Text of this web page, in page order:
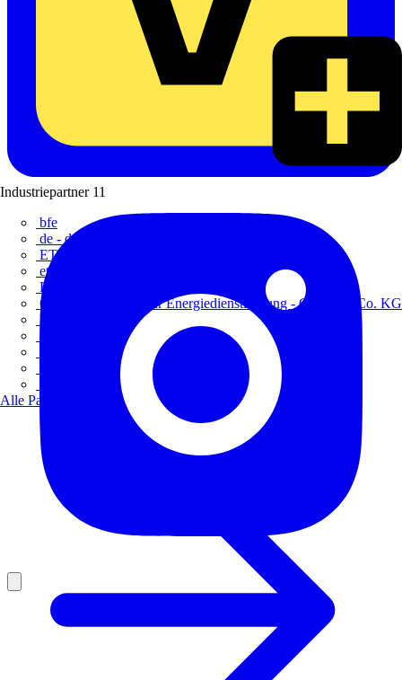
Industriepartner 11
bfe
de - das Elektrohandwerk
ETIM Deutschland eV
etz
Europacable
GED Gesellschaft für Energiedienstleistung - GmbH & Co. KG
VDE
Weka
Alle Partner